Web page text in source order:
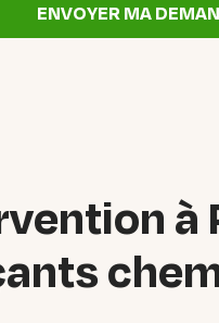
ENVOYER MA
à